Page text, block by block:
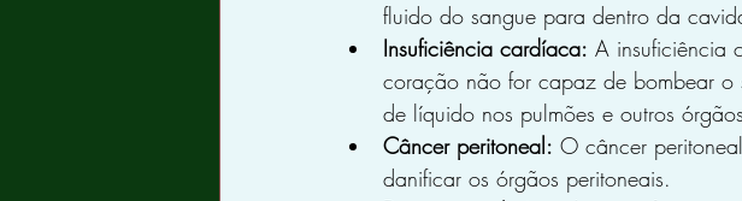
fluido do sangue para dentro da
Insuficiência cardíaca: A insuficiência
coração não for capaz de bombear o
de líquido nos pulmões e outros
Câncer peritoneal: O câncer
danificar os órgãos peritoneais.